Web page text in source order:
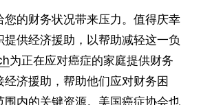
您的财务状况带来压力。值得庆幸
提供经济援助，以帮助减轻这一负
为正在应对癌症的家庭提供财务
经济援助，帮助他们应对财务困
内的关键资源。 美国癌症协会也